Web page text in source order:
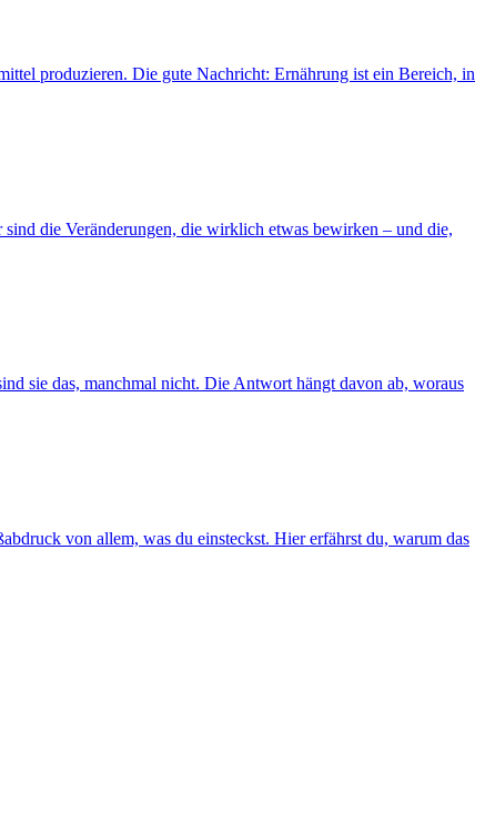
produzieren. Die gute Nachricht: Ernährung ist ein Bereich, in
sind die Veränderungen, die wirklich etwas bewirken – und die,
sie das, manchmal nicht. Die Antwort hängt davon ab, woraus
von allem, was du einsteckst. Hier erfährst du, warum das